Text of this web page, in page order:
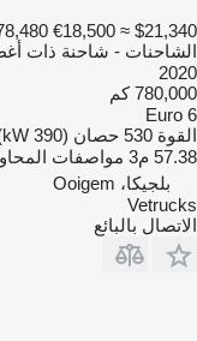
€18,500 ≈ $21,340
الشاحنات - شاحنة ذات
2020
780,000 كم
Euro 6
القوة 530 حصان (390 kW)
57.38 م3
مواصفات
بلجيكا، Ooigem
Vetrucks
الاتصال بالبائع